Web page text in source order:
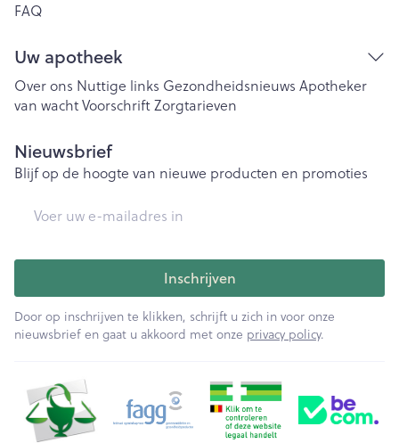
FAQ
Uw apotheek
Over ons Nuttige links Gezondheidsnieuws Apotheker
van wachtVoorschriftZorgtarieven
Nieuwsbrief
Blijf op de hoogte van nieuwe producten en promoties
Inschrijven
Door op inschrijven te klikken, schrijft u zich in voor onze
nieuwsbrief en gaat u akkoord met onze privacy policy.